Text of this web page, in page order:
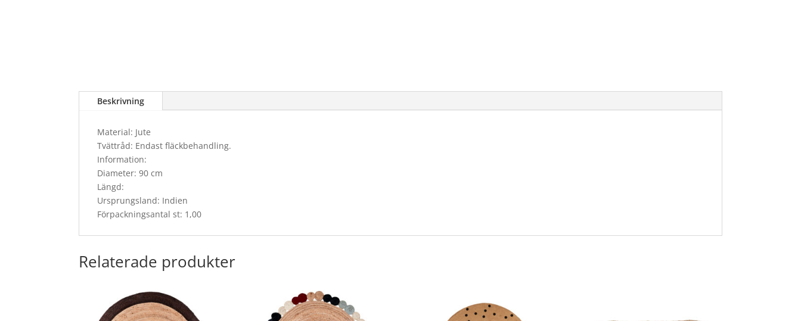
Beskrivning
Material: Jute
Tvättråd: Endast fläckbehandling.
Information:
Diameter: 90 cm
Längd:
Ursprungsland: Indien
Förpackningsantal st: 1,00
Relaterade produkter